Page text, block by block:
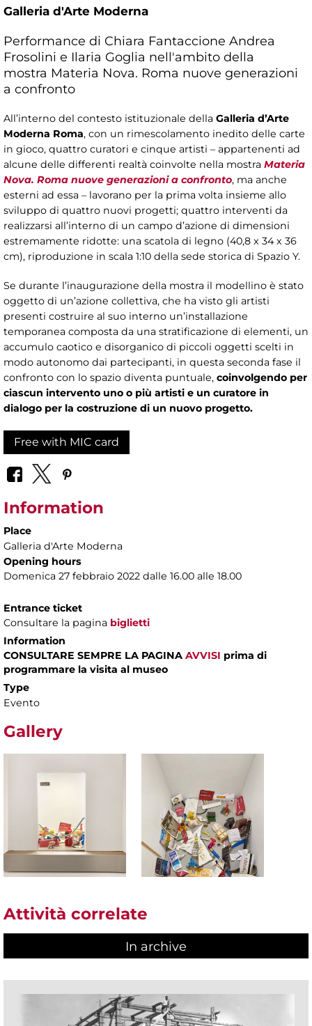
Galleria d'Arte Moderna
Performance di Chiara Fantaccione Andrea
Frosolini e Ilaria Goglia nell'ambito della
mostra Materia Nova. Roma nuove generazioni
a confronto
All’interno del contesto istituzionale della Galleria d’Arte
Moderna Roma, con un rimescolamento inedito delle carte
in gioco, quattro curatori e cinque artisti – appartenenti ad
alcune delle differenti realtà coinvolte nella mostra Materia
Nova. Roma nuove generazioni a confronto, ma anche
esterni ad essa – lavorano per la prima volta insieme allo
sviluppo di quattro nuovi progetti; quattro interventi da
realizzarsi all’interno di un campo d’azione di dimensioni
estremamente ridotte: una scatola di legno (40,8 x 34 x 36
cm), riproduzione in scala 1:10 della sede storica di Spazio Y.
Se durante l’inaugurazione della mostra il modellino è stato
oggetto di un’azione collettiva, che ha visto gli artisti
presenti costruire al suo interno un’installazione
temporanea composta da una stratificazione di elementi, un
accumulo caotico e disorganico di piccoli oggetti scelti in
modo autonomo dai partecipanti, in questa seconda fase il
confronto con lo spazio diventa puntuale, coinvolgendo per
ciascun intervento uno o più artisti e un curatore in
dialogo per la costruzione di un nuovo progetto.
Free with MIC card
Information
Place
Galleria d'Arte Moderna
Opening hours
Domenica 27 febbraio 2022 dalle 16.00 alle 18.00
Entrance ticket
Consultare la pagina biglietti
Information
CONSULTARE SEMPRE LA PAGINA AVVISI prima di
programmare la visita al museo
Type
Evento
Gallery
Attività correlate
In archive